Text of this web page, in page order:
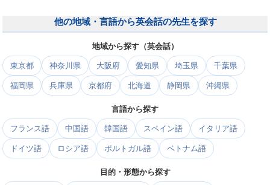
他の地域・言語から英会話の先生を探す
地域から探す（英会話）
東京都 神奈川県 大阪府 愛知県 埼玉県 千葉県
福岡県 兵庫県 京都府 北海道 静岡県 沖縄県
言語から探す
フランス語 中国語 韓国語 スペイン語 イタリア語
ドイツ語 ロシア語 ポルトガル語 ベトナム語
目的・形態から探す